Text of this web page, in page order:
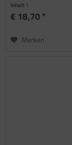
Inhalt 1
€ 18,70 *
Merken